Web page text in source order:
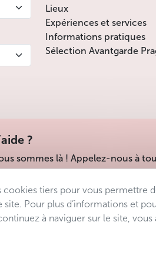
Lieux
Expériences et services
Informations pratiques
Sélection Avantgarde
?
sommes là ! Appelez-nous à
des données Déclaration
tiers pour vous permettre
Pour plus d’informations et
à naviguer sur le site,